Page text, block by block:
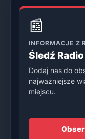
📰
INFORMACJE Z
Śledź
Dodaj nas do
najważniejsze
miejscu.